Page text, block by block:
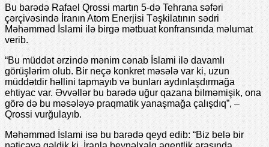
Bu barədə Rafael Qrossi martın 5-də Tehrana səfəri
çərçivəsində İranın Atom Enerjisi Təşkilatının sədri
Məhəmməd İslami ilə birgə mətbuat konfransında məlumat
verib.
“Bu müddət ərzində mənim cənab İslami ilə davamlı
görüşlərim olub. Bir neçə konkret məsələ var ki, uzun
müddətdir həllini tapmayıb və bunları aydınlaşdırmağa
ehtiyac var. Əvvəllər bu barədə uğur qazana bilməmişik, ona
görə də bu məsələyə praqmatik yanaşmağa çalışdıq”, –
Qrossi vurğulayıb.
Məhəmməd İslami isə bu barədə qeyd edib: “Biz belə bir